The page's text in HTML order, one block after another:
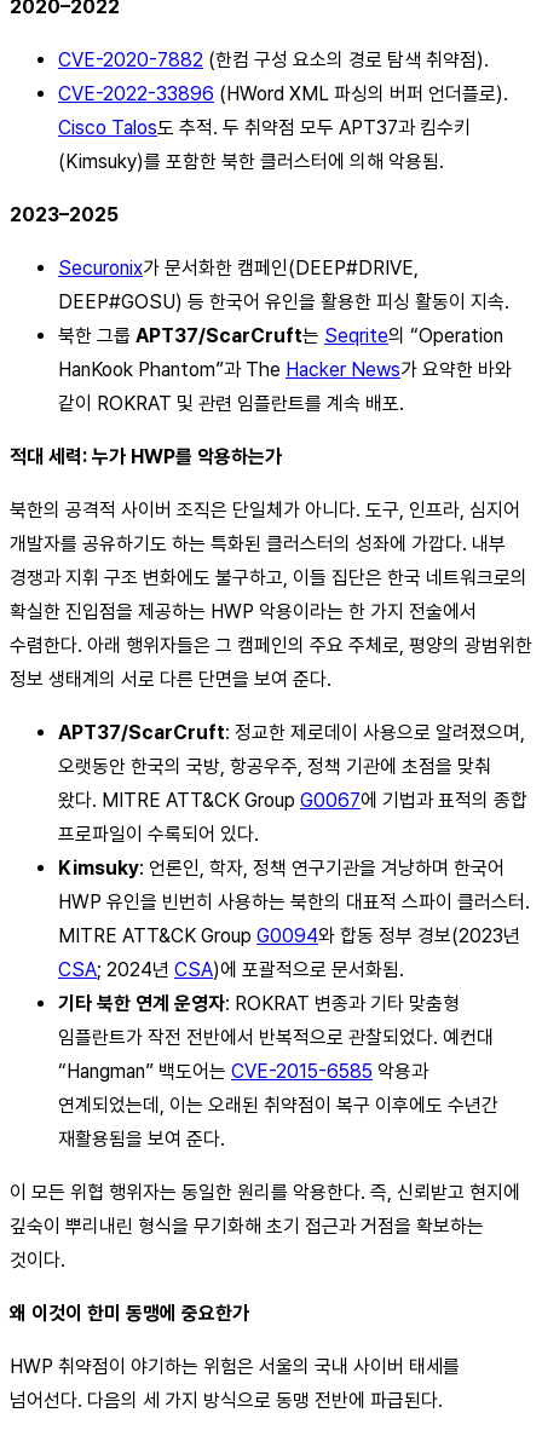
2020–2022
CVE-2020-7882 (한컴 구성 요소의 경로 탐색 취약점).
CVE-2022-33896 (HWord XML 파싱의 버퍼 언더플로).
Cisco Talos도 추적. 두 취약점 모두 APT37과 킴수키
(Kimsuky)를 포함한 북한 클러스터에 의해 악용됨.
2023–2025
Securonix가 문서화한 캠페인(DEEP#DRIVE,
DEEP#GOSU) 등 한국어 유인을 활용한 피싱 활동이 지속.
북한 그룹 APT37/ScarCruft는 Seqrite의 “Operation
HanKook Phantom”과 The Hacker News가 요약한 바와
같이 ROKRAT 및 관련 임플란트를 계속 배포.
적대 세력: 누가 HWP를 악용하는가
북한의 공격적 사이버 조직은 단일체가 아니다. 도구, 인프라, 심지어
개발자를 공유하기도 하는 특화된 클러스터의 성좌에 가깝다. 내부
경쟁과 지휘 구조 변화에도 불구하고, 이들 집단은 한국 네트워크로의
확실한 진입점을 제공하는 HWP 악용이라는 한 가지 전술에서
수렴한다. 아래 행위자들은 그 캠페인의 주요 주체로, 평양의 광범위한
정보 생태계의 서로 다른 단면을 보여 준다.
APT37/ScarCruft: 정교한 제로데이 사용으로 알려졌으며,
오랫동안 한국의 국방, 항공우주, 정책 기관에 초점을 맞춰
왔다. MITRE ATT&CK Group G0067에 기법과 표적의 종합
프로파일이 수록되어 있다.
Kimsuky: 언론인, 학자, 정책 연구기관을 겨냥하며 한국어
HWP 유인을 빈번히 사용하는 북한의 대표적 스파이 클러스터.
MITRE ATT&CK Group G0094와 합동 정부 경보(2023년
CSA; 2024년 CSA)에 포괄적으로 문서화됨.
기타 북한 연계 운영자: ROKRAT 변종과 기타 맞춤형
임플란트가 작전 전반에서 반복적으로 관찰되었다. 예컨대
“Hangman” 백도어는 CVE-2015-6585 악용과
연계되었는데, 이는 오래된 취약점이 복구 이후에도 수년간
재활용됨을 보여 준다.
이 모든 위협 행위자는 동일한 원리를 악용한다. 즉, 신뢰받고 현지에
깊숙이 뿌리내린 형식을 무기화해 초기 접근과 거점을 확보하는
것이다.
왜 이것이 한미 동맹에 중요한가
HWP 취약점이 야기하는 위험은 서울의 국내 사이버 태세를
넘어선다. 다음의 세 가지 방식으로 동맹 전반에 파급된다.